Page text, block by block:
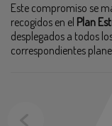
Este compromiso se
recogidos en el Plan
desplegados a todos
correspondientes